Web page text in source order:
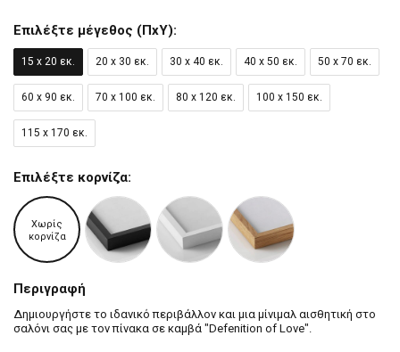
Επιλέξτε μέγεθος (ΠxΥ):
15 x 20 εκ. 20 x 30 εκ. 30 x 40 εκ. 40 x 50 εκ. 50 x 70 εκ.
60 x 90 εκ. 70 x 100 εκ. 80 x 120 εκ. 100 x 150 εκ.
115 x 170 εκ.
Επιλέξτε κορνίζα:
Χωρίς
κορνίζα
Περιγραφή
Δημιουργήστε το ιδανικό περιβάλλον και μια μίνιμαλ αισθητική στο
σαλόνι σας με τον πίνακα σε καμβά "Defenition of Love".